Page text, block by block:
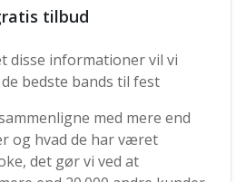
tilbud
disse informationer vil vi
bedste bands til fest
med mere end
og hvad de har været
det gør vi ved at